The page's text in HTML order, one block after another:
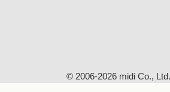
© 2006-2026 midi Co.,